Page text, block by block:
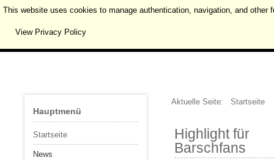
Hauptmenü
Startseite
News
Aktuelle Seite: Startseite
Highlight für
Barschfans
This website uses cookies to manage authentication, navigation, and
View Privacy Policy